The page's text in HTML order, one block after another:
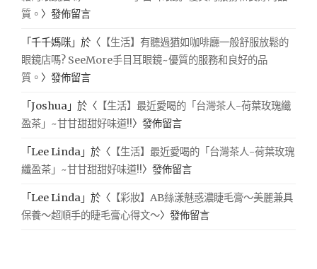
質。 〉發佈留言
「千千媽咪 」於〈 【生活】有聽過猶如咖啡廳一般舒服放鬆的
眼鏡店嗎? SeeMore手目耳眼鏡~優質的服務和良好的品
質。 〉發佈留言
「Joshua 」於〈 【生活】最近愛喝的「台灣茶人-荷葉玫瑰纖
盈茶」~甘甘甜甜好味道!!〉發佈留言
「Lee Linda 」於〈 【生活】最近愛喝的「台灣茶人-荷葉玫瑰
纖盈茶」~甘甘甜甜好味道!!〉發佈留言
「Lee Linda 」於〈 【彩妝】AB絲漾魅惑濃睫毛膏～美麗兼具
保養～超順手的睫毛膏心得文～〉發佈留言